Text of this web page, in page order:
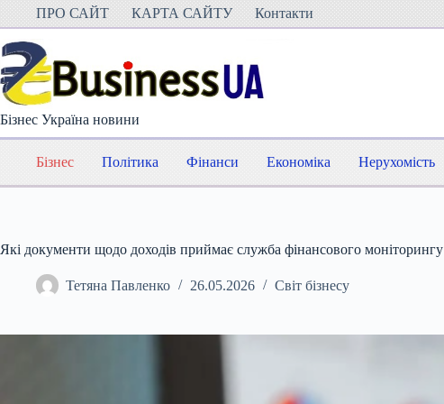
Перейти
вмісту
ПРО САЙТ КАРТА САЙТУ Контакти
Бізнес Україна новини
Бізнес Політика Фінанси Економіка Нерухомість
Які документи щодо доходів приймає служба фінансового моніторингу
Тетяна Павленко 26.05.2026 Світ бізнесу